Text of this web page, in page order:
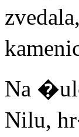
Na
Nilu,